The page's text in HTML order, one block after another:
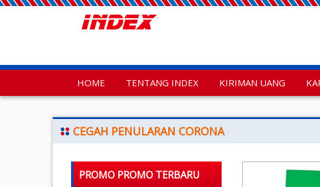
HOME TENTANG INDEX KIRIMAN UANG
CEGAH PENULARAN CORONA
PROMO PROMO TERBARU